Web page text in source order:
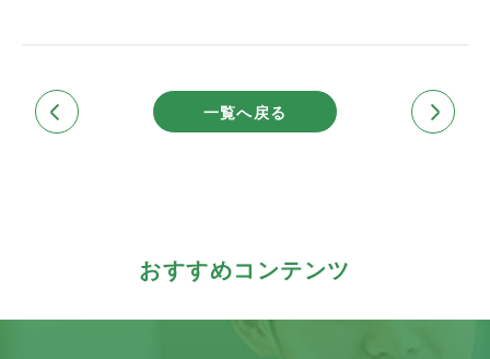
一覧へ戻る
おすすめコンテンツ